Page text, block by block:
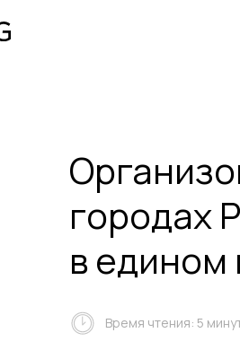
городах
в
Время чтения: 5